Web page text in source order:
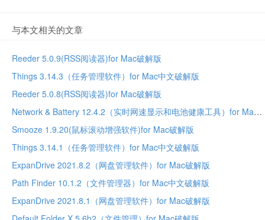
与本文相关的文章
Reeder 5.0.9(RSS阅读器)for Mac破解版
Things 3.14.3（任务管理软件）for Mac中文破解版
Reeder 5.0.8(RSS阅读器)for Mac破解版
Network & Battery 12.4.2（实时网速显示和电池健康工具）for Mac中文破解版
Smooze 1.9.20(鼠标滚动增强软件)for Mac破解版
Things 3.14.1（任务管理软件）for Mac中文破解版
ExpanDrive 2021.8.2（网盘管理软件）for Mac破解版
Path Finder 10.1.2（文件管理器）for Mac中文破解版
ExpanDrive 2021.8.1（网盘管理软件）for Mac破解版